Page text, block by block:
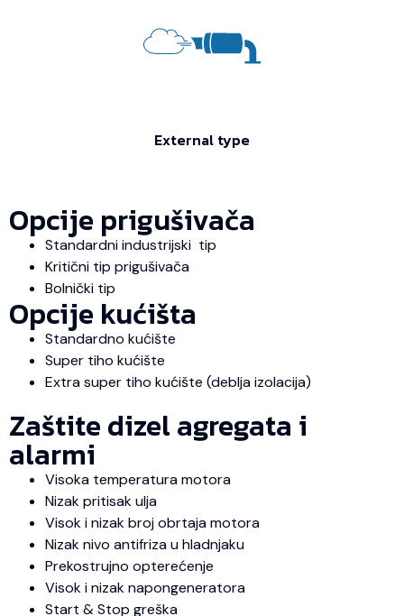
External type
Opcije prigušivača
Standardni industrijski tip
Kritični tip prigušivača
Bolnički tip
Opcije kućišta
Standardno kućište
Super tiho kućište
Extra super tiho kućište (deblja izolacija)
Zaštite dizel agregata i
alarmi
Visoka temperatura motora
Nizak pritisak ulja
Visok i nizak broj obrtaja motora
Nizak nivo antifriza u hladnjaku
Prekostrujno opterećenje
Visok i nizak napongeneratora
Start & Stop greška